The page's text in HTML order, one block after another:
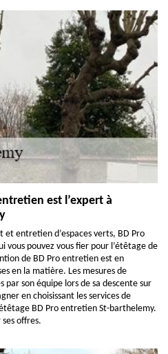
est l’expert à
entretien d’espaces verts, BD Pro
vous pouvez vous fier pour l’étêtage de
de BD Pro entretien est en
en la matière. Les mesures de
son équipe lors de sa descente sur
en choisissant les services de
BD Pro entretien St-barthelemy.
offres.